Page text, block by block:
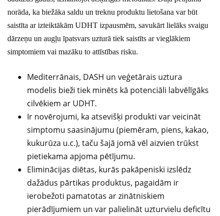
norāda, ka biežāka saldu un treknu produktu lietošana var būt
saistīta ar izteiktākām UDHT izpausmēm, savukārt lielāks svaigu
dārzeņu un augļu īpatsvars uzturā tiek saistīts ar vieglākiem
simptomiem vai mazāku to attīstības risku.
Mediterrānais, DASH un veģetārais uztura
modelis bieži tiek minēts kā potenciāli labvēlīgāks
cilvēkiem ar UDHT.
Ir novērojumi, ka atsevišķi produkti var veicināt
simptomu saasinājumu (piemēram, piens, kakao,
kukurūza u.c.), taču šajā jomā vēl aizvien trūkst
pietiekama apjoma pētījumu.
Eliminācijas diētas, kurās pakāpeniski izslēdz
dažādus pārtikas produktus, pagaidām ir
ierobežoti pamatotas ar zinātniskiem
pierādījumiem un var palielināt uzturvielu deficītu